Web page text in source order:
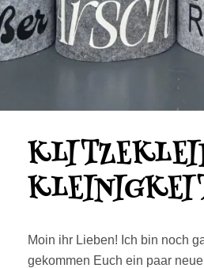
Moin ihr Lieben! Ich bin noch
gekommen Euch ein paar